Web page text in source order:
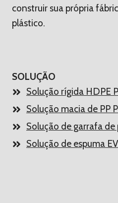
construir sua própria
plástico.
SOLUÇÃO
Solução rígida HDPE
Solução macia de PP
Solução de garrafa de
Solução de espuma